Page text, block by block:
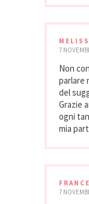
7
Non
parlare
del
Grazie
ogni
mia
7